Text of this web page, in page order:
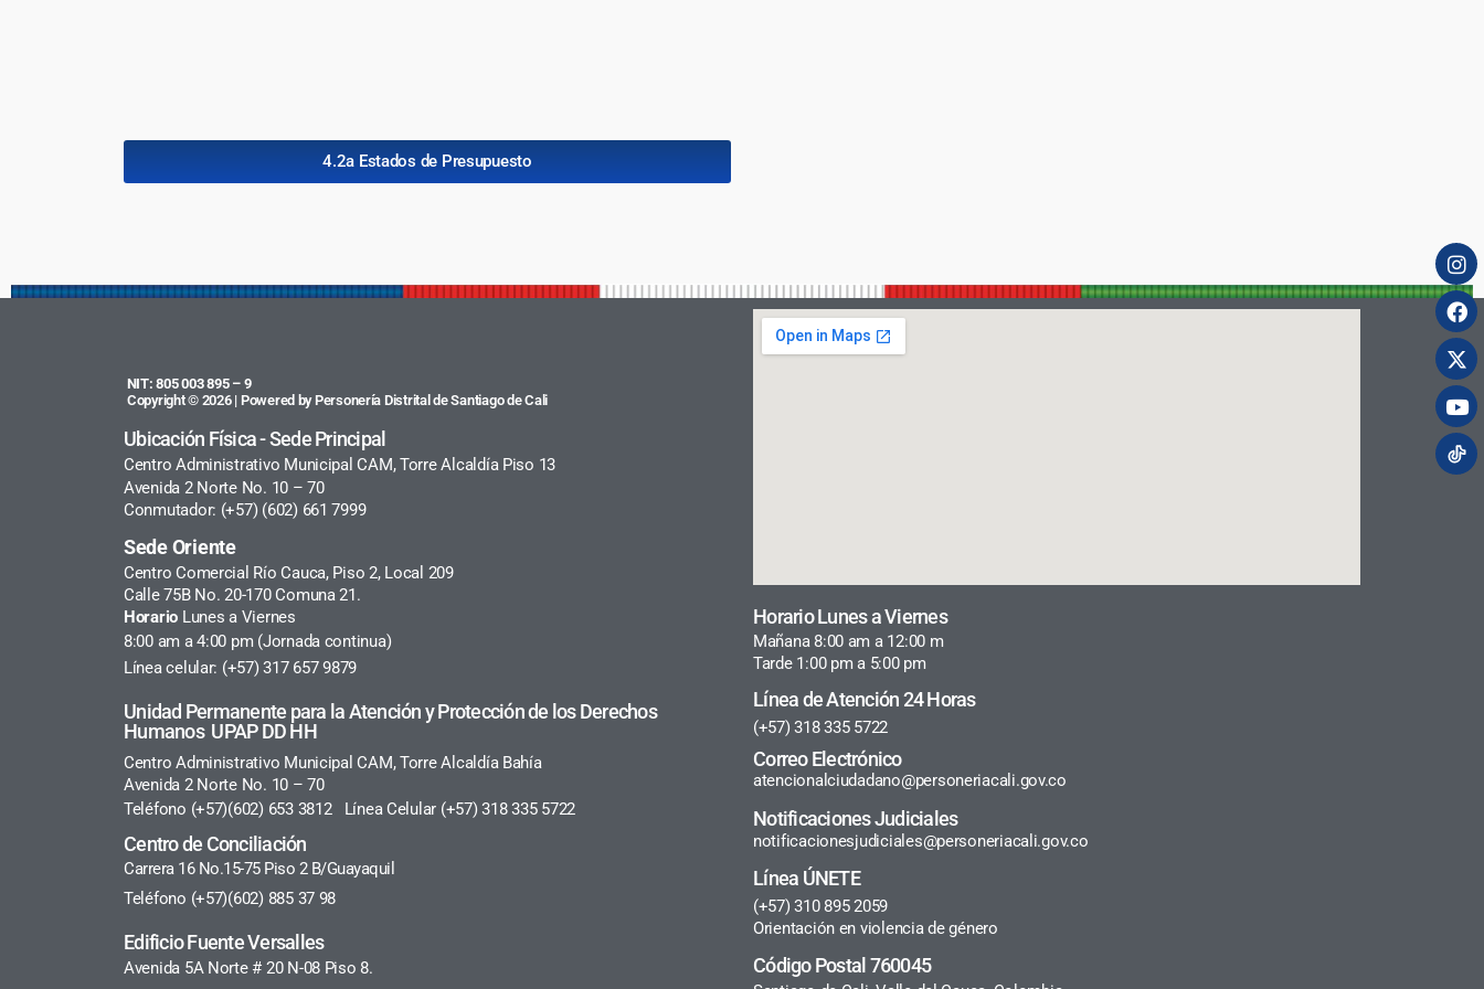
4.2a Estados de Presupuesto
NIT: 805 003 895 – 9
Copyright © 2026 | Powered by Personería Distrital de Santiago de Cali
Ubicación Física - Sede Principal
Centro Administrativo Municipal CAM, Torre Alcaldía Piso 13
Avenida 2 Norte No. 10 – 70
Conmutador: (+57) (602) 661 7999
Sede Oriente
Centro Comercial Río Cauca, Piso 2, Local 209
Calle 75B No. 20-170 Comuna 21.
Horario Lunes a Viernes
8:00 am a 4:00 pm (Jornada continua)
Línea celular: (+57) 317 657 9879
Unidad Permanente para la Atención y Protección de los Derechos
Humanos UPAP DD HH
Centro Administrativo Municipal CAM, Torre Alcaldía Bahía
Avenida 2 Norte No. 10 – 70
Teléfono (+57)(602) 653 3812 Línea Celular (+57) 318 335 5722
Centro de Conciliación
Carrera 16 No.15-75 Piso 2 B/Guayaquil
Teléfono (+57)(602) 885 37 98
Edificio Fuente Versalles
Avenida 5A Norte # 20 N-08 Piso 8.
Horario Lunes a Viernes
Mañana 8:00 am a 12:00 m
Tarde 1:00 pm a 5:00 pm
Línea de Atención 24 Horas
(+57) 318 335 5722
Correo Electrónico
atencionalciudadano@personeriacali.gov.co
Notificaciones Judiciales
notificacionesjudiciales@personeriacali.gov.co
Línea ÚNETE
(+57) 310 895 2059
Orientación en violencia de género
Código Postal 760045